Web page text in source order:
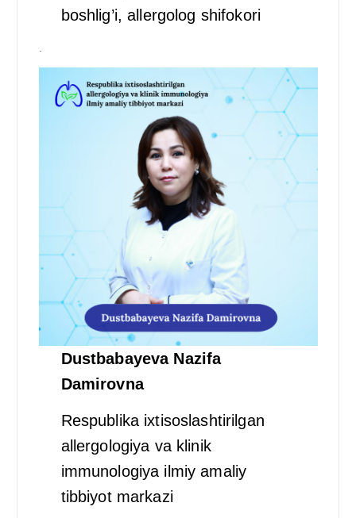
boshlig’i, allergolog shifokori
Dustbabayeva Nazifa
Damirovna
Respublika ixtisoslashtirilgan
allergologiya va klinik
immunologiya ilmiy amaliy
tibbiyot markazi